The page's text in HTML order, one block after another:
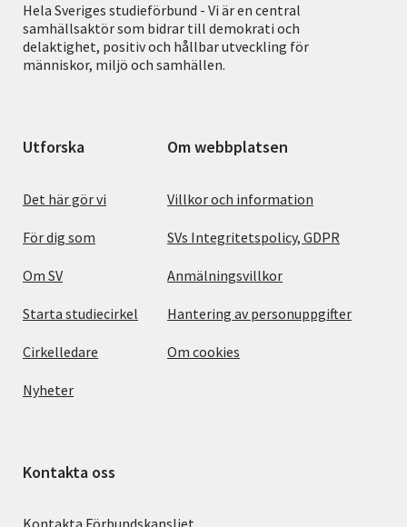
Hela Sveriges studieförbund - Vi är en central
samhällsaktör som bidrar till demokrati och
delaktighet, positiv och hållbar utveckling för
människor, miljö och samhällen.
Utforska
Det här gör vi
För dig som
Om SV
Starta studiecirkel
Cirkelledare
Nyheter
Om webbplatsen
Villkor och information
SVs Integritetspolicy, GDPR
Anmälningsvillkor
Hantering av personuppgifter
Om cookies
Kontakta oss
Kontakta Förbundskansliet